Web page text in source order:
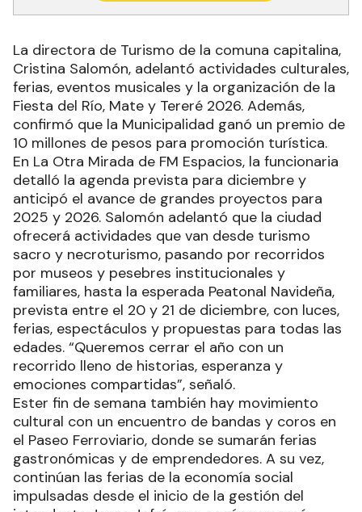
La directora de Turismo de la comuna capitalina,
Cristina Salomón, adelantó actividades culturales,
ferias, eventos musicales y la organización de la
Fiesta del Río, Mate y Tereré 2026. Además,
confirmó que la Municipalidad ganó un premio de
10 millones de pesos para promoción turística.
En La Otra Mirada de FM Espacios, la funcionaria
detalló la agenda prevista para diciembre y
anticipó el avance de grandes proyectos para
2025 y 2026. Salomón adelantó que la ciudad
ofrecerá actividades que van desde turismo
sacro y necroturismo, pasando por recorridos
por museos y pesebres institucionales y
familiares, hasta la esperada Peatonal Navideña,
prevista entre el 20 y 21 de diciembre, con luces,
ferias, espectáculos y propuestas para todas las
edades. “Queremos cerrar el año con un
recorrido lleno de historias, esperanza y
emociones compartidas”, señaló.
Ester fin de semana también hay movimiento
cultural con un encuentro de bandas y coros en
el Paseo Ferroviario, donde se sumarán ferias
gastronómicas y de emprendedores. A su vez,
continúan las ferias de la economía social
impulsadas desde el inicio de la gestión del